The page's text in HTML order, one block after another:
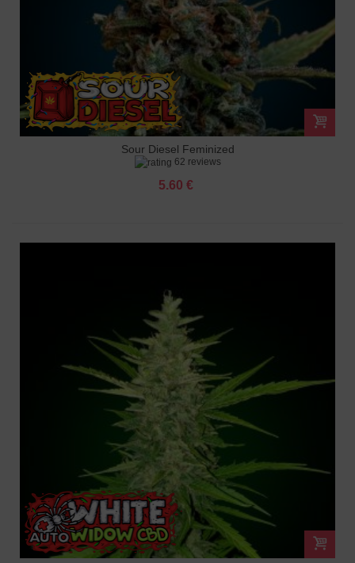
Sour Diesel Feminized
62 reviews
5.60 €